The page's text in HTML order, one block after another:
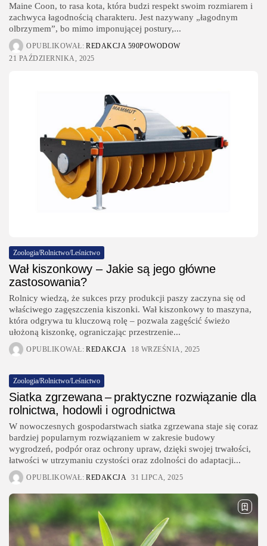
Maine Coon, to rasa kota, która budzi respekt swoim rozmiarem i
zachwyca łagodnością charakteru. Jest nazywany „łagodnym
olbrzymem”, bo mimo imponującej postury,...
OPUBLIKOWAŁ: REDAKCJA 590POWODOW
21 PAŹDZIERNIKA, 2025
Zoologia/Rolnictwo/Leśnictwo
Wał kiszonkowy – Jakie są jego główne
zastosowania?
Rolnicy wiedzą, że sukces przy produkcji paszy zaczyna się od
właściwego zagęszczenia kiszonki. Wał kiszonkowy to maszyna,
która odgrywa tu kluczową rolę – pozwala zagęścić świeżo
ułożoną kiszonkę, ograniczając przestrzenie...
OPUBLIKOWAŁ: REDAKCJA 18 WRZEŚNIA, 2025
Zoologia/Rolnictwo/Leśnictwo
Siatka zgrzewana – praktyczne rozwiązanie dla
rolnictwa, hodowli i ogrodnictwa
W nowoczesnych gospodarstwach siatka zgrzewana staje się coraz
bardziej popularnym rozwiązaniem w zakresie budowy
wygrodzeń, podpór oraz ochrony upraw, dzięki swojej trwałości,
łatwości w utrzymaniu czystości oraz zdolności do adaptacji...
OPUBLIKOWAŁ: REDAKCJA 31 LIPCA, 2025